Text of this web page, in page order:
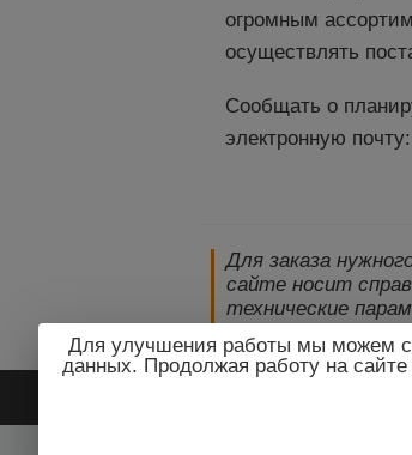
огромным
осуществлять
Сообщать о
электронную почту:
Для заказа
сайте носит
технические
Для улучшения работы мы можем
данных. Продолжая работу на